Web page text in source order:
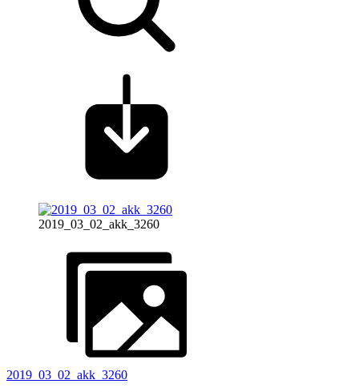
2019_03_02_akk_3260
2019_03_02_akk_3260